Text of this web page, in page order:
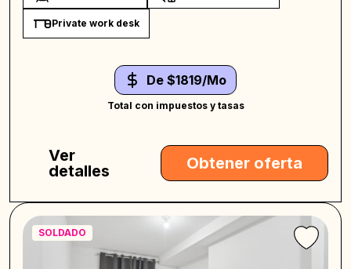
Private work desk
De $1819/Mo
Total con impuestos y tasas
Ver
detalles
Obtener oferta
SOLDADO